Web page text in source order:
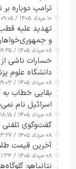
ترامپ دوباره
۱۰ مرداد ۱۴۰۵ / ۰۹:۰۵
تهدید علیه
و
۰۸ مرداد ۱۴۰۵ / ۱۹:۳۵
خسارات ناشی
دانشگاه علوم
۰۸ مرداد ۱۴۰۵ / ۱۹:۰۳
بقایی خطاب به
اسرائیل نام
۰۸ مرداد ۱۴۰۵ / ۱۸:۱۵
گفت‌وگوی تلفنی
۰۸ مرداد ۱۴۰۵ / ۱۳:۲۷
آخرین قیمت طلا، سکه
۰۸ مرداد ۱۴۰۵ / ۱۱:۳۴
نتانیاهو: